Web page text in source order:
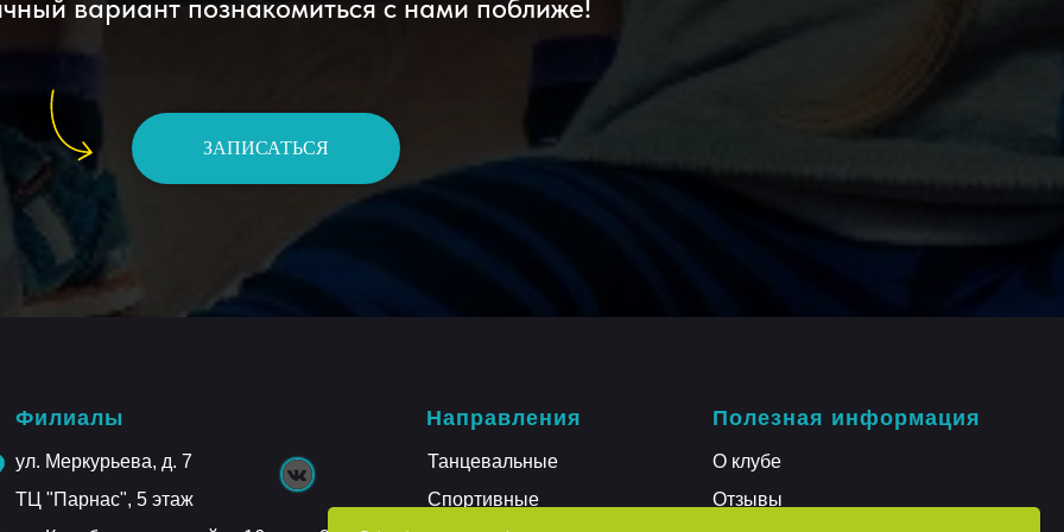
вариант познакомиться с нами поближе!
ЗАПИСАТЬСЯ
Филиалы
ул. Меркурьева, д. 7
ТЦ "Парнас", 5 этаж
Направления
Танцевальные
Спортивные
Полезная информация
О клубе
Отзывы